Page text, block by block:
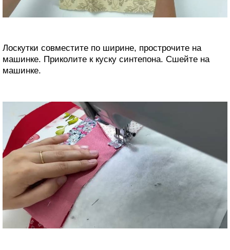
Лоскутки совместите по ширине, прострочите на
машинке. Приколите к куску синтепона. Сшейте на
машинке.